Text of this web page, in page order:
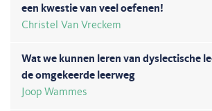
een kwestie van veel oefenen!
Christel Van Vreckem
Wat we kunnen leren van dyslectische
de omgekeerde leerweg
Joop Wammes